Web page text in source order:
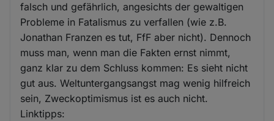
falsch und gefährlich, angesichts der gewaltigen
Probleme in Fatalismus zu verfallen (wie z.B.
Jonathan Franzen es tut, FfF aber nicht). Dennoch
muss man, wenn man die Fakten ernst nimmt,
ganz klar zu dem Schluss kommen: Es sieht nicht
gut aus. Weltuntergangsangst mag wenig hilfreich
sein, Zweckoptimismus ist es auch nicht.
Linktipps: